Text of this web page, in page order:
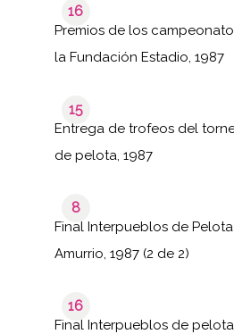
16
Premios de los
la Fundación Estadio, 1987
15
Entrega de trofeos del
de pelota, 1987
8
Final Interpueblos de
Amurrio, 1987 (2 de 2)
16
Final Interpueblos de